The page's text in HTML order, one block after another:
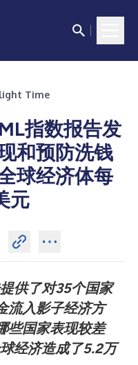
Time
指数报告发
和预防洗钱
球经济体每
元
供了对35个国家
流入影子经济方
些国家表现较差
经济造成了5.2万